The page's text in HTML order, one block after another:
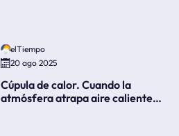
elTiempo
20 ago 2025
Cúpula de calor. Cuando la
atmósfera atrapa aire caliente